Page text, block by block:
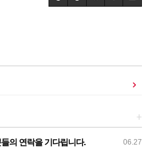
+
06.27
의 연락을 기다립니다.